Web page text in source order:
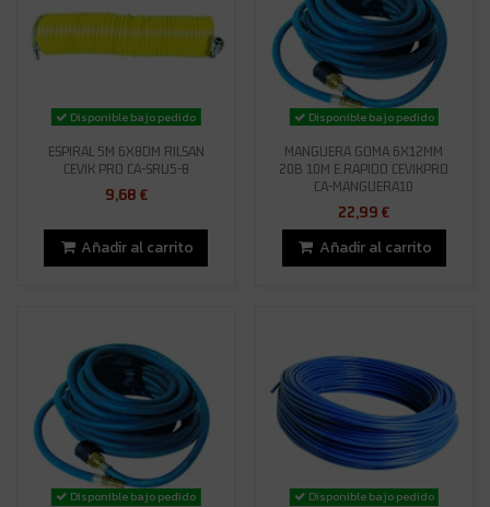
Disponible bajo pedido
ESPIRAL 5M 6X8DM RILSAN
CEVIK PRO CA-SRU5-8
9,68 €
Añadir al carrito
Disponible bajo pedido
MANGUERA GOMA 6X12MM
20B 10M E.RAPIDO CEVIKPRO
CA-MANGUERA10
22,99 €
Añadir al carrito
Disponible bajo pedido Disponible bajo pedido